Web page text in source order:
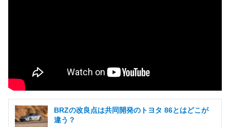
BRZの改良点は共同開発のトヨタ 86とはどこが
違う？